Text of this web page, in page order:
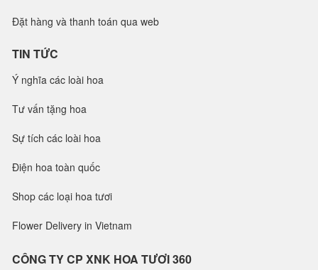
Đặt hàng và thanh toán qua web
TIN TỨC
Ý nghĩa các loài hoa
Tư vấn tặng hoa
Sự tích các loài hoa
Điện hoa toàn quốc
Shop các loại hoa tươi
Flower Delivery in Vietnam
CÔNG TY CP XNK HOA TƯƠI 360